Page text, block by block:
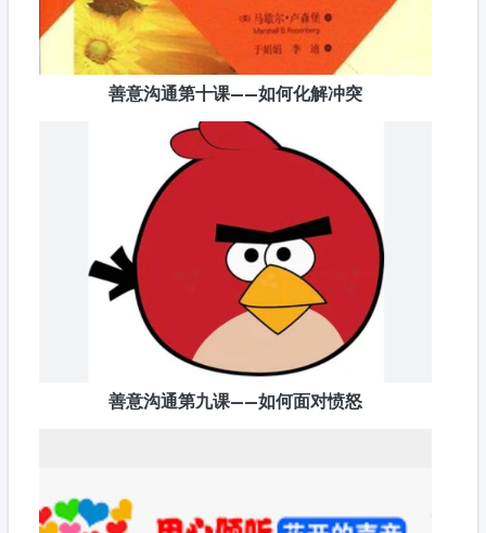
善意沟通第十课——如何化解冲突
善意沟通第九课——如何面对愤怒